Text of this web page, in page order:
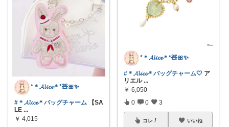
*＊𝓐𝓵𝓲𝓬𝓮＊*🧸🎀✨
#＊𝓐𝓵𝓲𝓬𝓮＊バッグチャーム 【SA
LE ...
￥ 4,015
*＊𝓐𝓵𝓲𝓬𝓮＊*🧸🎀✨
#＊𝓐𝓵𝓲𝓬𝓮＊バッグチャーム🤍 ア
リエル ...
￥ 6,050
0 0 3
コレ いいね